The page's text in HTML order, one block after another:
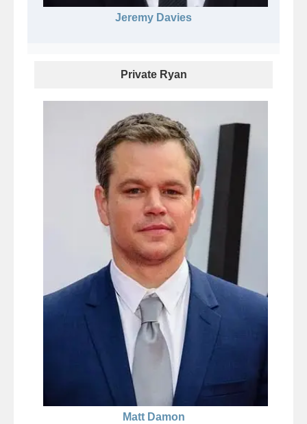
Jeremy Davies
Private Ryan
Matt Damon